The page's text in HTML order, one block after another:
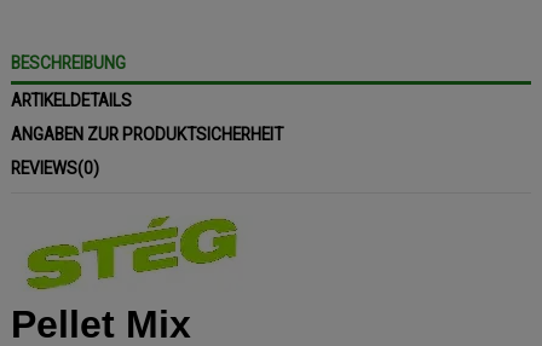
BESCHREIBUNG
ARTIKELDETAILS
ANGABEN ZUR PRODUKTSICHERHEIT
REVIEWS(0)
Pellet Mix